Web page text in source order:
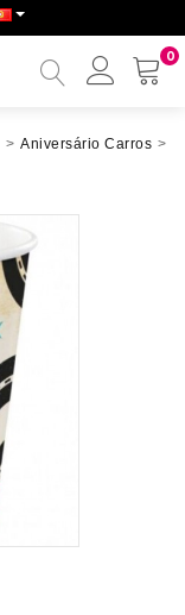
0
Minha
> Aniversário Carros >